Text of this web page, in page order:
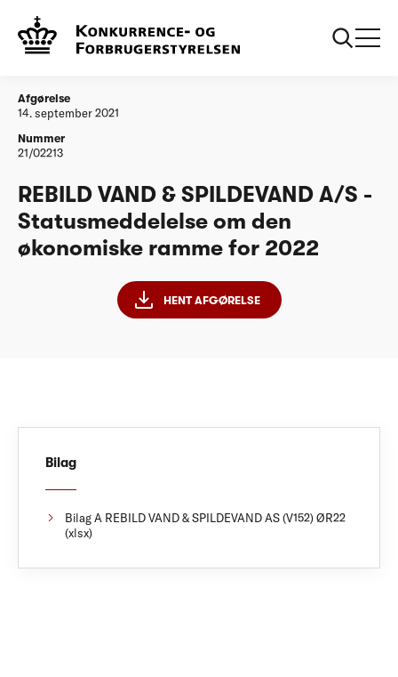
Vandtilsyn
Statusmeddelelse om den økonomiske ramme
for 2022
Afgørelse
14. september 2021
Nummer
21/02213
REBILD VAND & SPILDEVAND A/S -
Statusmeddelelse om den
økonomiske ramme for 2022
HENT AFGØRELSE
Bilag
Bilag A REBILD VAND & SPILDEVAND AS (V152) ØR22
(xlsx)